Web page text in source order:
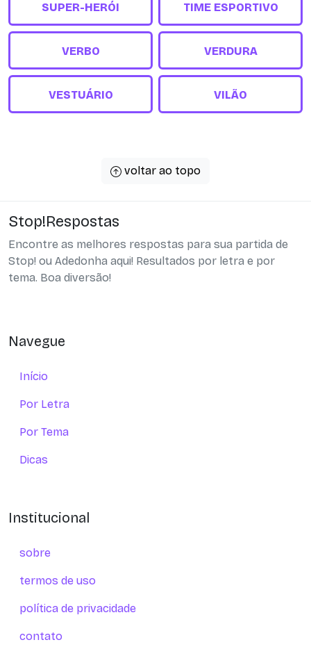
SUPER-HERÓI TIME ESPORTIVO
VERBO VERDURA
VESTUÁRIO VILÃO
voltar ao topo
Stop!Respostas
Encontre as melhores respostas para sua partida de
Stop! ou Adedonha aqui! Resultados por letra e por
tema. Boa diversão!
Navegue
Início
Por Letra
Por Tema
Dicas
Institucional
sobre
termos de uso
política de privacidade
contato